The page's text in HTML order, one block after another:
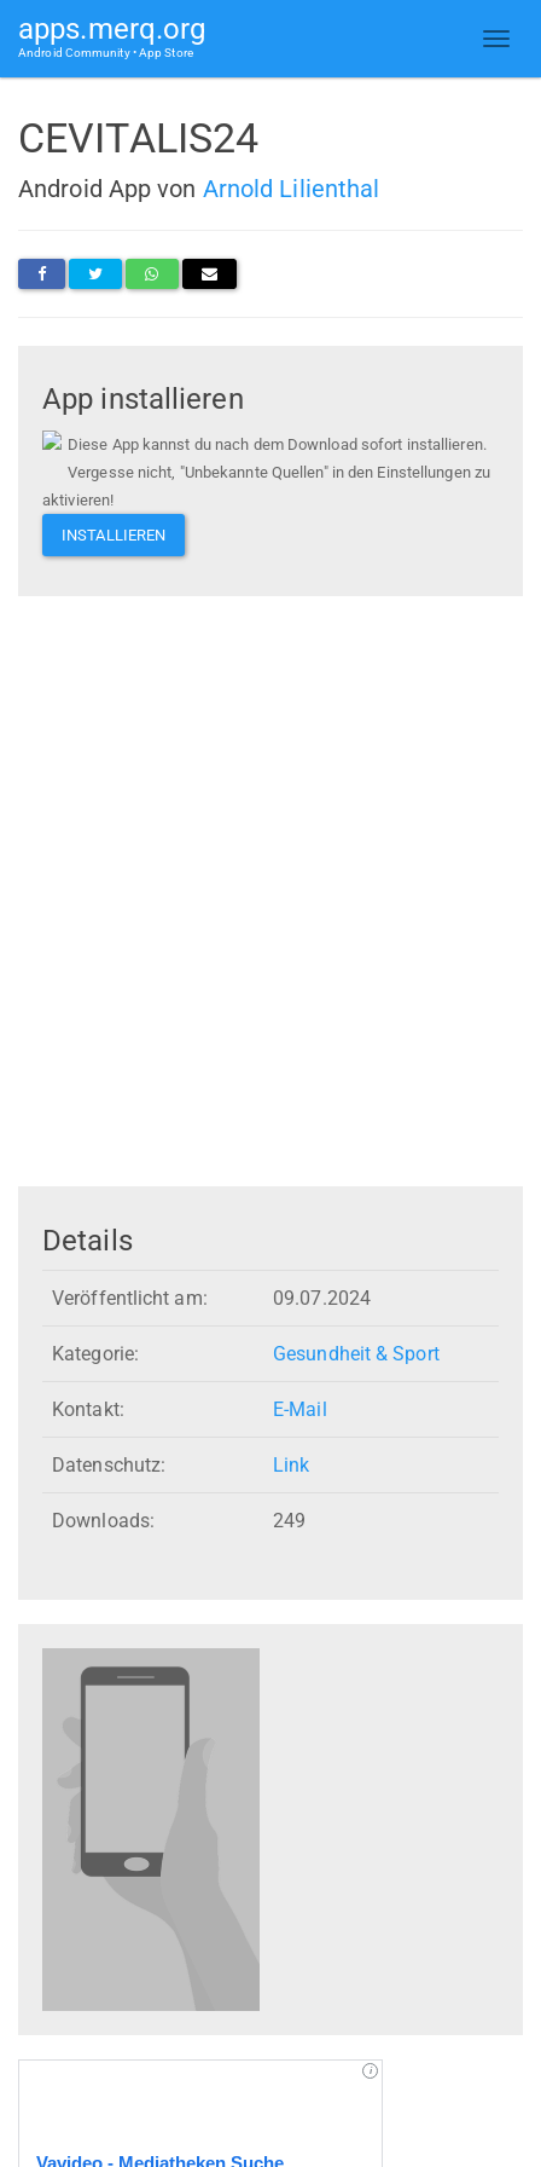
apps.merq.org
Android Community • App Store
CEVITALIS24
Android App von Arnold Lilienthal
App installieren
Diese App kannst du nach dem Download sofort installieren.
Vergesse nicht, "Unbekannte Quellen" in den Einstellungen zu
aktivieren!
INSTALLIEREN
Details
Veröffentlicht am: 09.07.2024
Kategorie: Gesundheit & Sport
Kontakt: E-Mail
Datenschutz: Link
Downloads: 249